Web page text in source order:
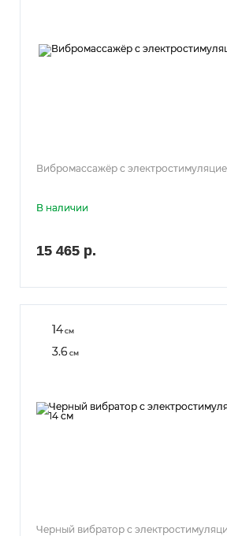
Вибромассажёр с
В наличии
15 465 р.
14см
3.6 см
Черный вибратор с